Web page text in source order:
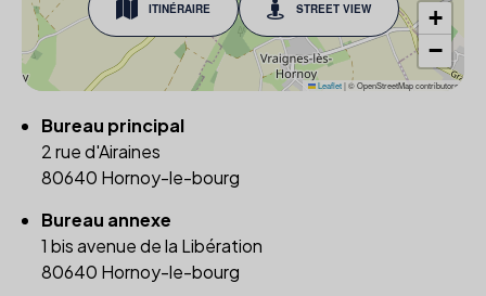
ITINÉRAIRE STREET VIEW
+
−
Leaflet|© OpenStreetMap contributors
Bureau principal
2 rue d'Airaines
80640 Hornoy-le-bourg
Bureau annexe
1 bis avenue de la Libération
80640 Hornoy-le-bourg